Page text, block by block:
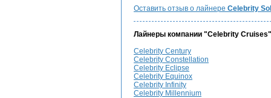
Оставить отзыв о лайнере Celebrity
Лайнеры компании "Celebrity Cruises"
Celebrity Century
Celebrity Constellation
Celebrity Eclipse
Celebrity Equinox
Celebrity Infinity
Celebrity Millennium